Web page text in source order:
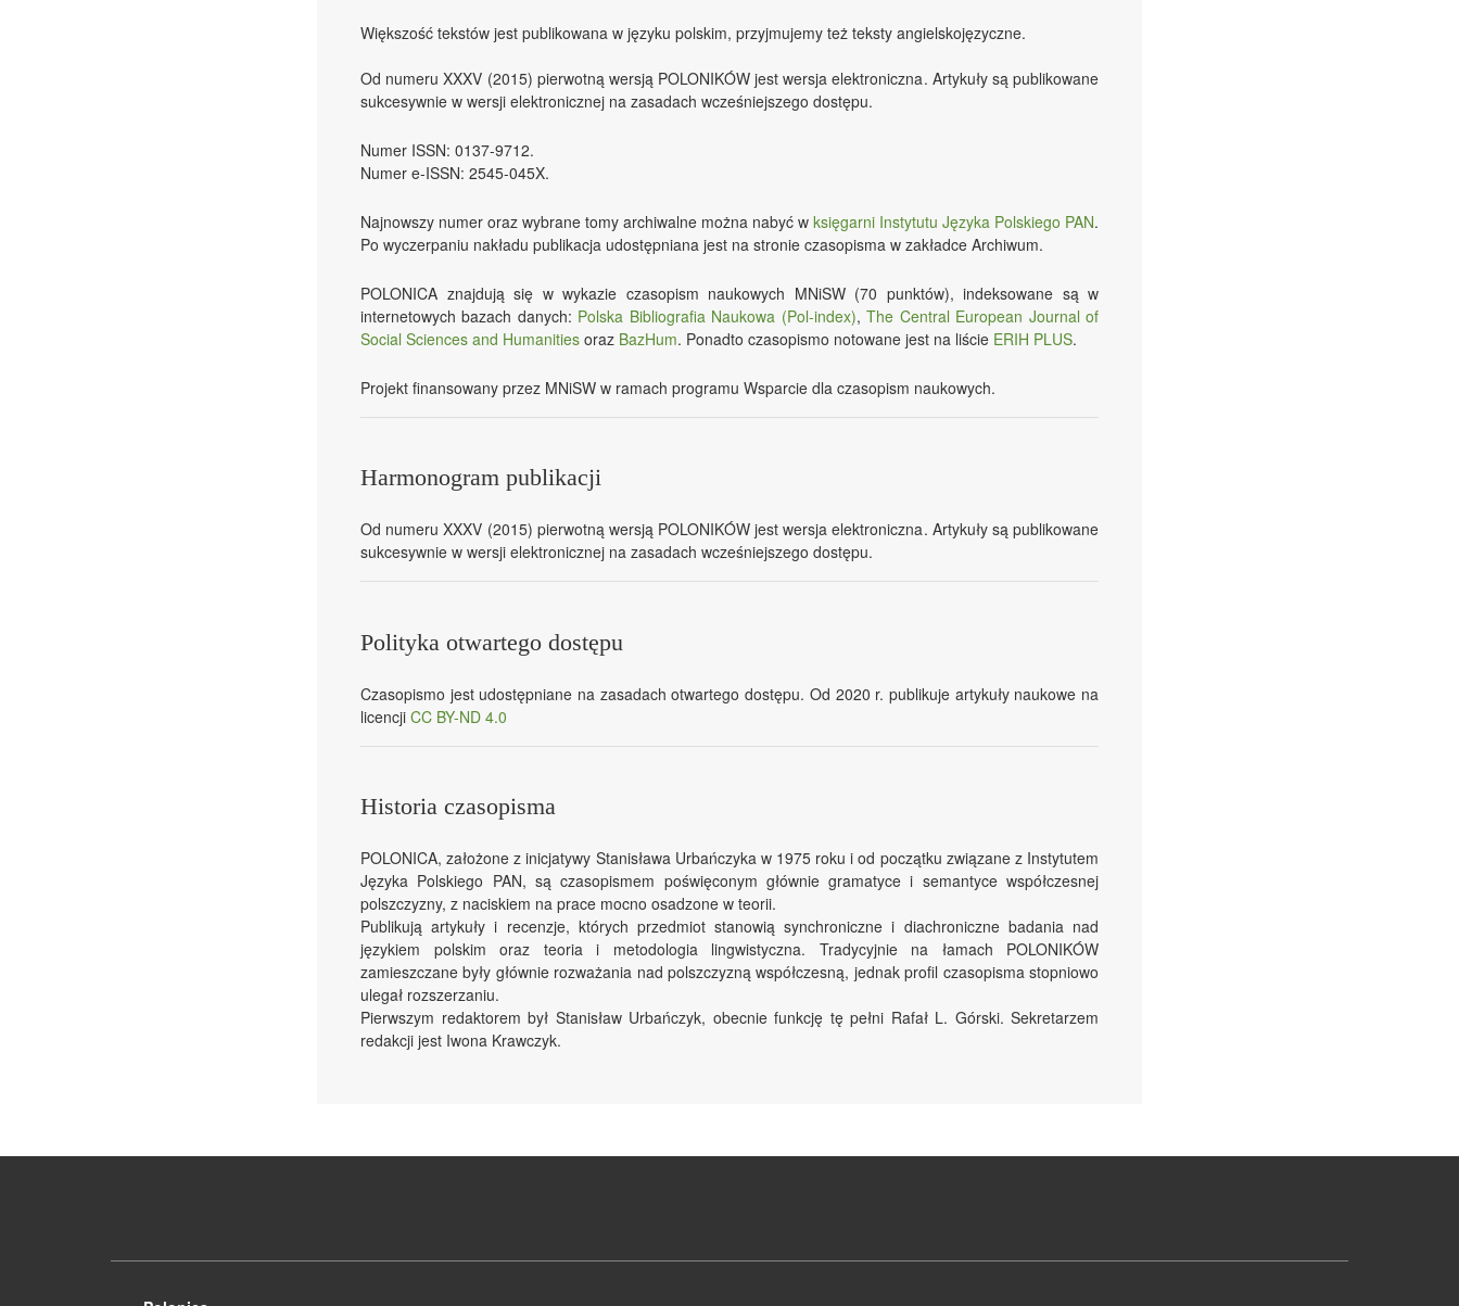
Większość tekstów jest publikowana w języku polskim, przyjmujemy też teksty angielskojęzyczne.
Od numeru XXXV (2015) pierwotną wersją POLONIKÓW jest wersja elektroniczna. Artykuły są publikowane
sukcesywnie w wersji elektronicznej na zasadach wcześniejszego dostępu.
Numer ISSN: 0137-9712.
Numer e-ISSN: 2545-045X.
Najnowszy numer oraz wybrane tomy archiwalne można nabyć w księgarni Instytutu Języka Polskiego PAN.
Po wyczerpaniu nakładu publikacja udostępniana jest na stronie czasopisma w zakładce Archiwum.
POLONICA znajdują się w wykazie czasopism naukowych MNiSW (70 punktów), indeksowane są w
internetowych bazach danych: Polska Bibliografia Naukowa (Pol-index),The Central European Journal of
Social Sciences and Humanities oraz BazHum. Ponadto czasopismo notowane jest na liście ERIH PLUS.
Projekt finansowany przez MNiSW w ramach programu Wsparcie dla czasopism naukowych.
Harmonogram publikacji
Od numeru XXXV (2015) pierwotną wersją POLONIKÓW jest wersja elektroniczna. Artykuły są publikowane
sukcesywnie w wersji elektronicznej na zasadach wcześniejszego dostępu.
Polityka otwartego dostępu
Czasopismo jest udostępniane na zasadach otwartego dostępu. Od 2020 r. publikuje artykuły naukowe na
licencji CC BY-ND 4.0
Historia czasopisma
POLONICA, założone z inicjatywy Stanisława Urbańczyka w 1975 roku i od początku związane z Instytutem
Języka Polskiego PAN, są czasopismem poświęconym głównie gramatyce i semantyce współczesnej
polszczyzny, z naciskiem na prace mocno osadzone w teorii.
Publikują artykuły i recenzje, których przedmiot stanowią synchroniczne i diachroniczne badania nad
językiem polskim oraz teoria i metodologia lingwistyczna. Tradycyjnie na łamach POLONIKÓW
zamieszczane były głównie rozważania nad polszczyzną współczesną, jednak profil czasopisma stopniowo
ulegał rozszerzaniu.
Pierwszym redaktorem był Stanisław Urbańczyk, obecnie funkcję tę pełni Rafał L. Górski. Sekretarzem
redakcji jest Iwona Krawczyk.